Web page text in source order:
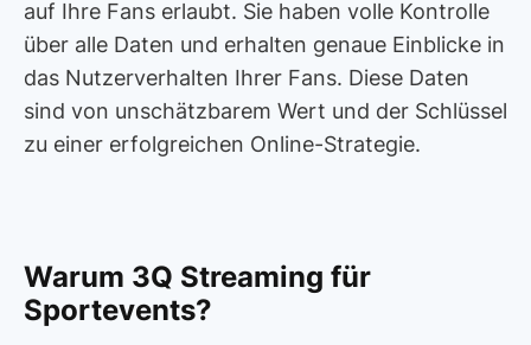
auf Ihre Fans erlaubt. Sie haben volle Kontrolle
über alle Daten und erhalten genaue Einblicke in
das Nutzerverhalten Ihrer Fans. Diese Daten
sind von unschätzbarem Wert und der Schlüssel
zu einer erfolgreichen Online-Strategie.
Warum 3Q Streaming für
Sportevents?